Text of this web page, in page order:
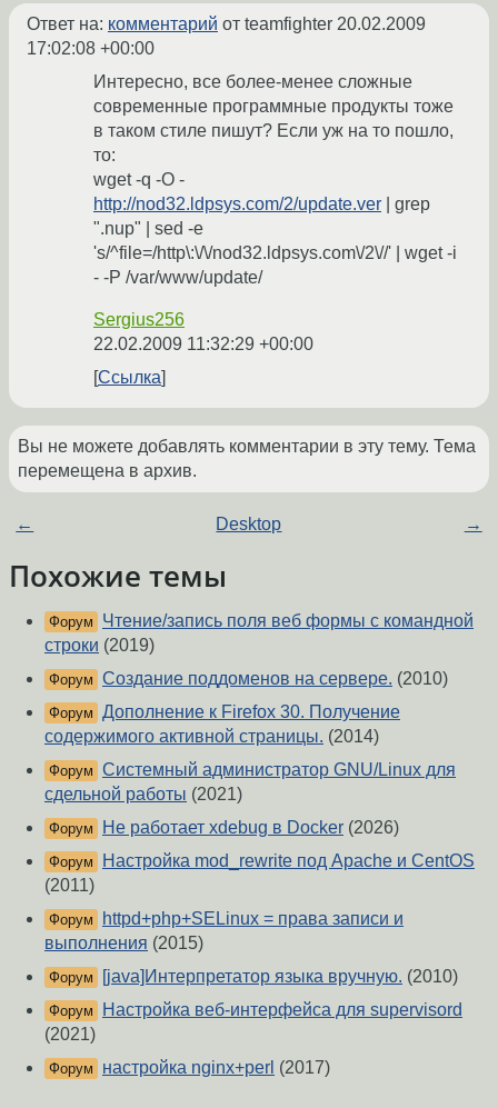
Ответ на: комментарий от teamfighter 20.02.2009
17:02:08 +00:00
Интересно, все более-менее сложные
современные программные продукты тоже
в таком стиле пишут? Если уж на то пошло,
то:
wget -q -O -
http://nod32.ldpsys.com/2/update.ver | grep
".nup" | sed -e
's/^file=/http\:\/\/nod32.ldpsys.com\/2\//' | wget -i
- -P /var/www/update/
Sergius256
22.02.2009 11:32:29 +00:00
Ссылка
Вы не можете добавлять комментарии в эту тему. Тема
перемещена в архив.
← Desktop →
Похожие темы
Форум
Чтение/запись поля веб формы с командной
строки (2019)
Форум Создание поддоменов на сервере. (2010)
Форум Дополнение к Firefox 30. Получение
содержимого активной страницы. (2014)
Форум Системный администратор GNU/Linux для
сдельной работы (2021)
Форум Не работает xdebug в Docker (2026)
Форум
Настройка mod_rewrite под Apache и CentOS
(2011)
Форум
httpd+php+SELinux = права записи и
выполнения (2015)
Форум [java]Интерпретатор языка вручную. (2010)
Форум
Настройка веб-интерфейса для supervisord
(2021)
Форум настройка nginx+perl (2017)